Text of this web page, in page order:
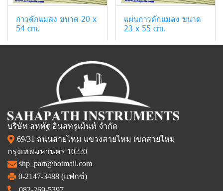
กาวดักแมลง ขนาด 20 x
54 cm.
แผ่นกาวดักแมลง ขนาด
23 x 55 cm.
บริษัท สหพัฐ อินสทรูเม้นท์ จำกัด
69/31 ถนนสายไหม แขวงสายไหม เขตสายไหม
กรุงเทพมหานคร 10220
shp_part@hotmail.com
0-2147-3488 (แฟกซ์)